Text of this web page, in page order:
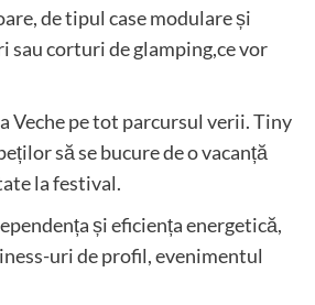
de tipul case modulare și
sau corturi de glamping,ce vor
Veche pe tot parcursul verii. Tiny
să se bucure de o vacanță
la festival.
și eficiența energetică,
uri de profil, evenimentul